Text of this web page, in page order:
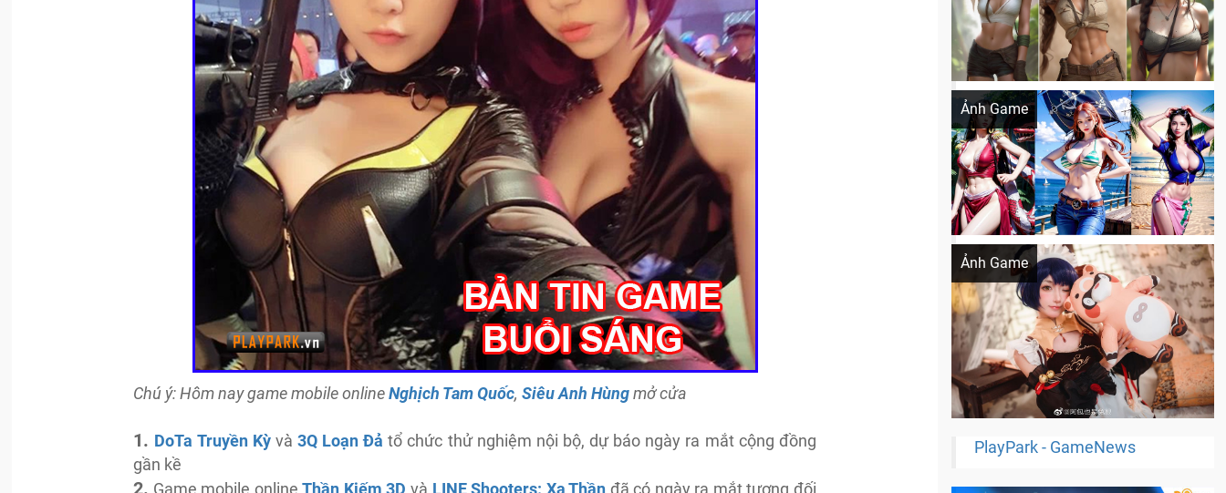
Chú ý: Hôm nay game mobile onlineNghịch Tam Quốc,Siêu Anh Hùngmở cửa
1. DoTa Truyền Kỳvà 3Q Loạn Đả tổ chức thử nghiệm nội bộ, dự báo ngày ra mắt cộng đồng
gần kề
2. Game mobile onlineThần Kiếm 3D và LINE Shooters: Xạ Thần đã có ngày ra mắt tương đối
Ảnh Game
Khi AI Cosplay gái đẹp One Piece
Ảnh Game
Cosplay Xiangling siêu cute
PlayPark - GameNews